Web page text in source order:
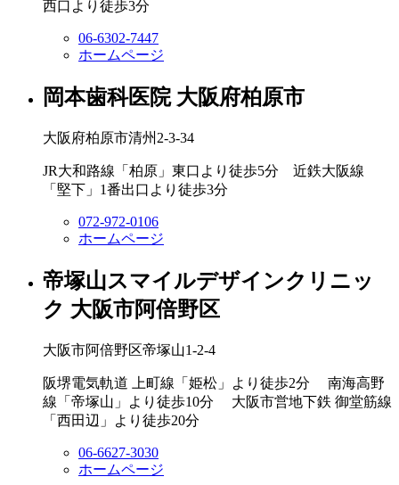
西口より徒歩3分
06-6302-7447
ホームページ
岡本歯科医院 大阪府柏原市
大阪府柏原市清州2-3-34
JR大和路線「柏原」東口より徒歩5分 近鉄大阪線
「堅下」1番出口より徒歩3分
072-972-0106
ホームページ
帝塚山スマイルデザインクリニッ
ク 大阪市阿倍野区
大阪市阿倍野区帝塚山1‐2-4
阪堺電気軌道 上町線「姫松」より徒歩2分 南海高野
線「帝塚山」より徒歩10分 大阪市営地下鉄 御堂筋線
「西田辺」より徒歩20分
06-6627-3030
ホームページ